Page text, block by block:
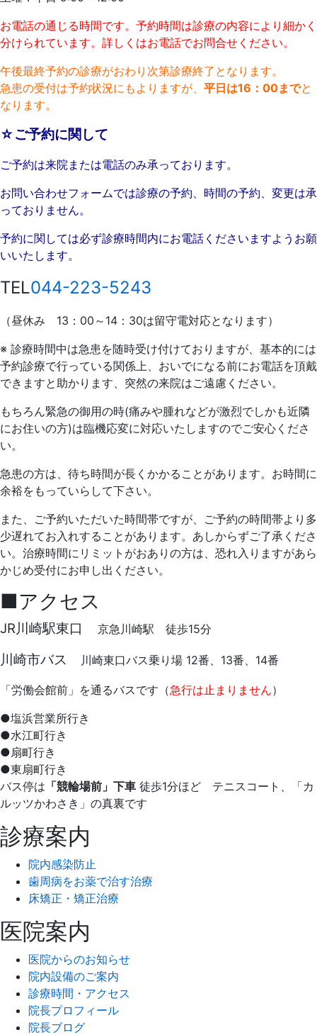
お電話の通じる時間です。予約時間は診療の内容により細かく
分けられています。詳しくはお電話でお問合せください。
午後最終予約の診療がおわり次第診療終了となります。
急患の受付は予約状況にもよりますが、 平日は16：00までと
なります。
☆ご予約に関して
ご予約は来院または電話のみ承っております。
お問い合わせフォームでは診療の予約、時間の予約、変更は承
っておりません。
予約に関しては必ず診療時間内にお電話くださいますようお願
いいたします。
TEL044-223-5243
（昼休み 13：00～14：30は留守電対応となります）
※ 診療時間中は急患を随時受け付けておりますが、基本的には
予約診療で行っている関係上、おいでになる前にお電話を頂戴
できますと助かります、突然の来院はご遠慮ください。
もちろん緊急の御用の時(痛みや腫れなどが激烈でしかも近隣
にお住いの方)は臨機応変に対応いたしますのでご安心くださ
い。
急患の方は、待ち時間が長くかかることがあります。お時間に
余裕をもっていらして下さい。
また、ご予約いただいた時間帯ですが、ご予約の時間帯より多
少遅れてお入れすることがあります。あしからずご了承くださ
い。治療時間にリミットがおありの方は、恐れ入りますがあら
かじめ受付にお申し出ください。
■アクセス
JR川崎駅東口 京急川崎駅 徒歩15分
川崎市バス 川崎東口バス乗り場 12番、13番、14番
「労働会館前」を通るバスです（急行は止まりません）
●塩浜営業所行き
●水江町行き
●扇町行き
●東扇町行き
バス停は 「競輪場前」下車 徒歩1分ほど テニスコート、「カ
ルッツかわさき」の真裏です
診療案内
院内感染防止
歯周病をお薬で治す治療
床矯正・矯正治療
医院案内
医院からのお知らせ
院内設備のご案内
診療時間・アクセス
院長プロフィール
院長ブログ